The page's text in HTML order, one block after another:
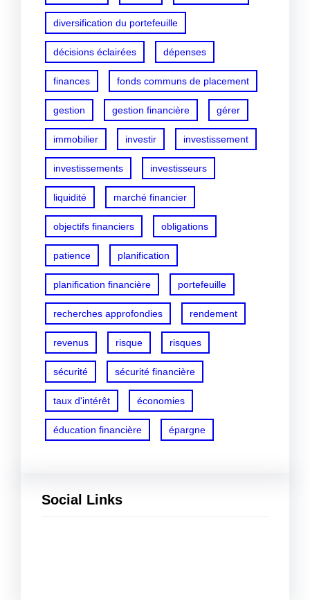
diversification du portefeuille
décisions éclairées dépenses
finances fonds communs de placement
gestion gestion financière gérer
immobilier investir investissement
investissements investisseurs
liquidité marché financier
objectifs financiers obligations
patience planification
planification financière portefeuille
recherches approfondies rendement
revenus risque risques
sécurité sécurité financière
taux d'intérêt économies
éducation financière épargne
Social Links